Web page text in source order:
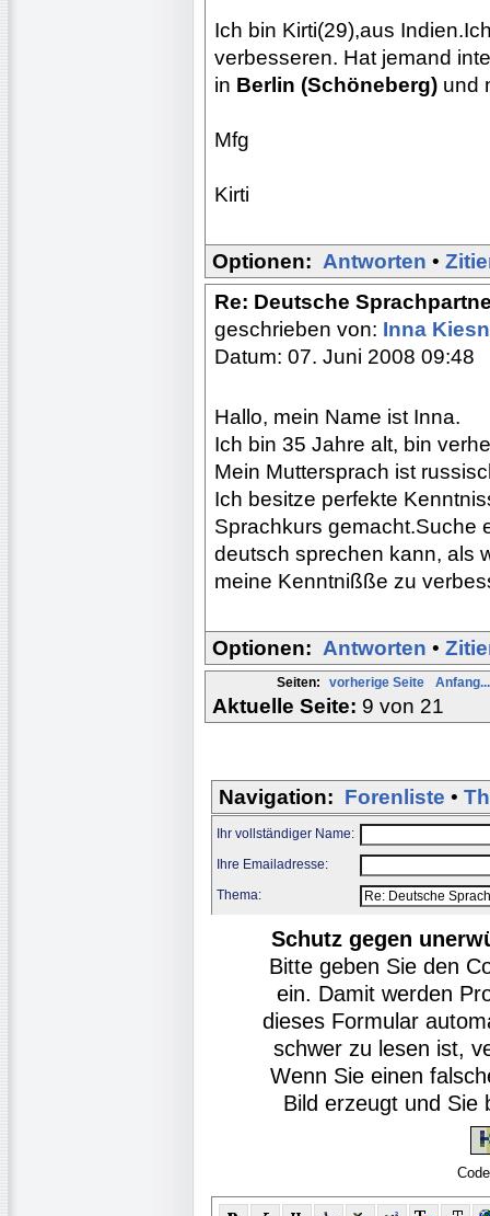
Ich bin Kirti(29),aus
verbesseren. Hat jemand
in Berlin (Schöneberg) und
Mfg
Kirti
Optionen: Antworten •
Re: Deutsche
geschrieben von: Inna
Datum: 07. Juni 2008 09:48
Hallo, mein Name ist Inna.
Ich bin 35 Jahre alt, bin
Mein Muttersprach ist
Ich besitze perfekte
Sprachkurs gemacht.Suche
deutsch sprechen kann, als
meine Kenntnißße zu
Optionen: Antworten •
Seiten: vorherige Seite Anfang...
Aktuelle Seite: 9 von 21
Navigation: Forenliste •
Ihr vollständiger Name:
Ihre Emailadresse:
Thema:
Schutz gegen
Bitte geben Sie den
ein. Damit werden
dieses Formular
schwer zu lesen ist,
Wenn Sie einen
Bild erzeugt und Sie